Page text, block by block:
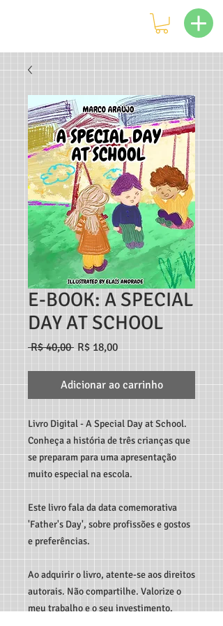
E-BOOK: A SPECIAL
DAY AT SCHOOL
R$ 40,00 Preço
R$ 18,00Preço
Adicionar ao carrinho
Livro Digital - A Special Day at School.
Conheça a história de três crianças que
se preparam para uma apresentação
muito especial na escola.
Este livro fala da data comemorativa
'Father's Day', sobre profissões e gostos
e preferências.
Ao adquirir o livro, atente-se aos direitos
autorais. Não compartilhe. Valorize o
meu trabalho e o seu investimento.